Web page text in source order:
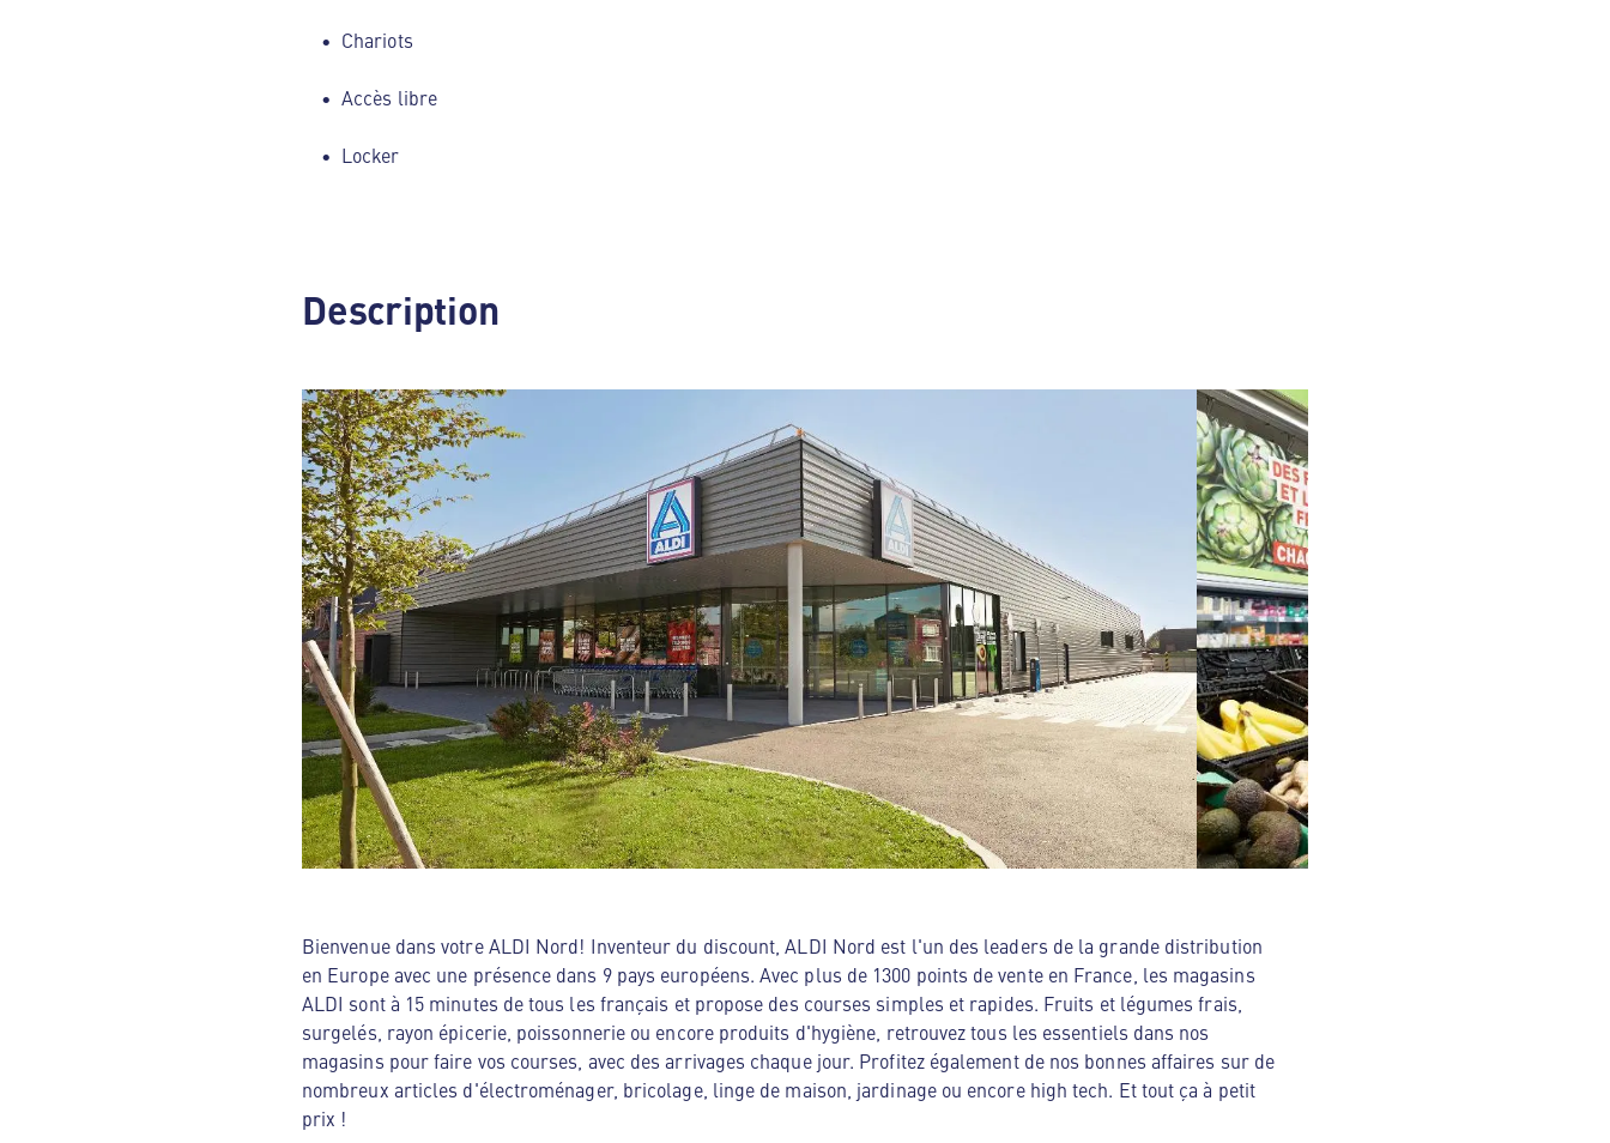
Chariots
Accès libre
Locker
Description
Bienvenue dans votre ALDI Nord! Inventeur du discount, ALDI Nord est l'un des leaders de la grande distribution
en Europe avec une présence dans 9 pays européens. Avec plus de 1300 points de vente en France, les magasins
ALDI sont à 15 minutes de tous les français et propose des courses simples et rapides. Fruits et légumes frais,
surgelés, rayon épicerie, poissonnerie ou encore produits d'hygiène, retrouvez tous les essentiels dans nos
magasins pour faire vos courses, avec des arrivages chaque jour. Profitez également de nos bonnes affaires sur de
nombreux articles d'électroménager, bricolage, linge de maison, jardinage ou encore high tech. Et tout ça à petit
prix !